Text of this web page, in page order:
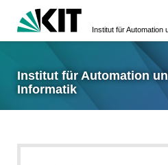
Institut für Automation
Informatik